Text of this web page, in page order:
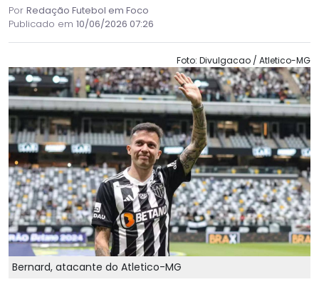
Por Redação Futebol em Foco
Publicado em 10/06/2026 07:26
Foto: Divulgacao / Atletico-MG
Bernard, atacante do Atletico-MG